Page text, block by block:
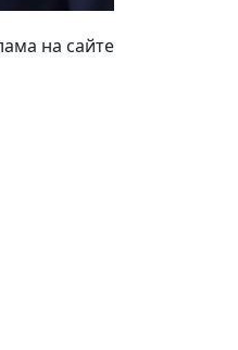
на сайте